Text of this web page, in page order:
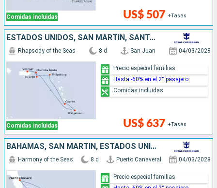
Comidas incluidas US$ 507 +Tasas
ESTADOS UNIDOS, SAN MARTÍN, SANTA LUCIA, BARBADOS, PUERTO RICO
Comidas incluidas
Rhapsody of the Seas 8 d San Juan 04/03/2028
US$ 637 +Tasas
Precio especial familias
Hasta -60% en el 2° pasajero
Comidas incluidas
BAHAMAS, SAN MARTÍN, ESTADOS UNIDOS
Harmony of the Seas 8 d Puerto Canaveral 04/03/2028
Precio especial familias